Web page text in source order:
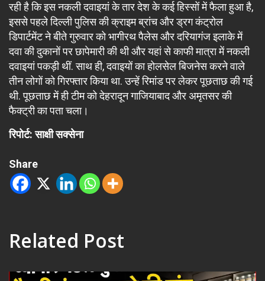
रही है कि इस नकली दवाइयां के तार देश के कई हिस्सों में फैला हुआ है,
इससे पहले दिल्ली पुलिस की क्राइम ब्रांच और ड्रग कंट्रोल
डिपार्टमेंट ने बीते गुरुवार को भागीरथ पैलेस और दरियागंज इलाके में
दवा की दुकानों पर छापेमारी की थी और यहां से काफी मात्रा में नकली
दवाइयां पकड़ी थीं. साथ ही, दवाइयों का होलसेल बिजनेस करने वाले
तीन लोगों को गिरफ्तार किया था. उन्हें रिमांड पर लेकर पूछताछ की गई
थी. पूछताछ में ही टीम को देहरादून गाजियाबाद और अमृतसर की
फैक्ट्री का पता चला।
रिपोर्ट: साक्षी सक्सेना
Share
Related Post